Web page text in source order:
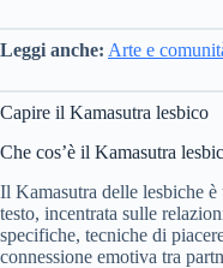
Leggi anche: Arte e
Capire il Kamasutra lesbico
Che cos’è il Kamasutra
Il Kamasutra delle lesbiche è
testo, incentrata sulle
specifiche, tecniche di
connessione emotiva tra